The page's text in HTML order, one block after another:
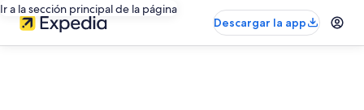
Ir a la sección principal de la página
Descargar la app